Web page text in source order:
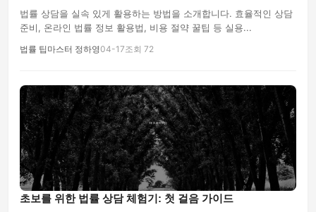
법률 상담을 실속 있게 활용하는 방법을 소개합니다. 효율적인 상담
준비, 온라인 법률 정보 활용법, 비용 절약 꿀팁 등 실용...
법률 팁마스터 정하영04-17조회 72
초보를 위한 법률 상담 체험기: 첫 걸음 가이드